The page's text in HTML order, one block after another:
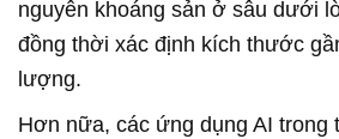
nguyên khoáng sản ở sâu dưới
đồng thời xác định kích thước
lượng.
Hơn nữa, các ứng dụng AI trong